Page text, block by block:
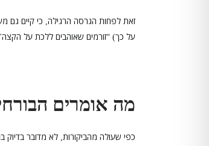
זאת לפחות הגרסה הרגילה, כי קיים גם
על כך) “זורמים שאוהבים ללכת על הקצה
מה אומרים
כפי שעולה מהביקורות, לא מדובר בדיוק